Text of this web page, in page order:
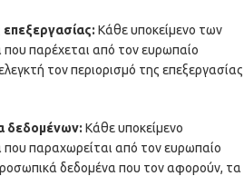
επεξεργασίας: Κάθε υποκείμενο των
που παρέχεται από τον ευρωπαίο
τον περιορισμό της επεξεργασίας
δεδομένων: Κάθε υποκείμενο
που παραχωρείται από τον ευρωπαίο
δεδομένα που τον αφορούν, τα